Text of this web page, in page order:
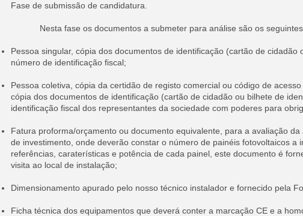
Fase de submissão de candidatura.
Nesta fase os documentos a submeter para análise são os
Pessoa singular, cópia dos documentos de identificação (cartão de cidadão
número de identificação fiscal;
Pessoa coletiva, cópia da certidão de registo comercial ou código de
cópia dos documentos de identificação (cartão de cidadão ou bilhete de
identificação fiscal dos representantes da sociedade com poderes para
Fatura proforma/orçamento ou documento equivalente, para a avaliação
de investimento, onde deverão constar o número de painéis fotovoltaicos a
referências, caraterísticas e potência de cada painel, este documento é
visita ao local de instalação;
Dimensionamento apurado pelo nosso técnico instalador e fornecido pela
Ficha técnica dos equipamentos que deverá conter a marcação CE e a